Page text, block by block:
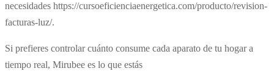
necesidades https://cursoeficienciaenergetica.com/producto/revision-
facturas-luz/.
Si prefieres controlar cuánto consume cada aparato de tu hogar a
tiempo real, Mirubee es lo que estás